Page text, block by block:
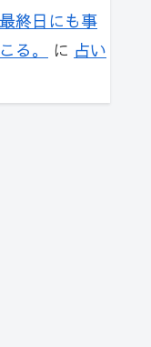
終日にも事
る。
に 占い